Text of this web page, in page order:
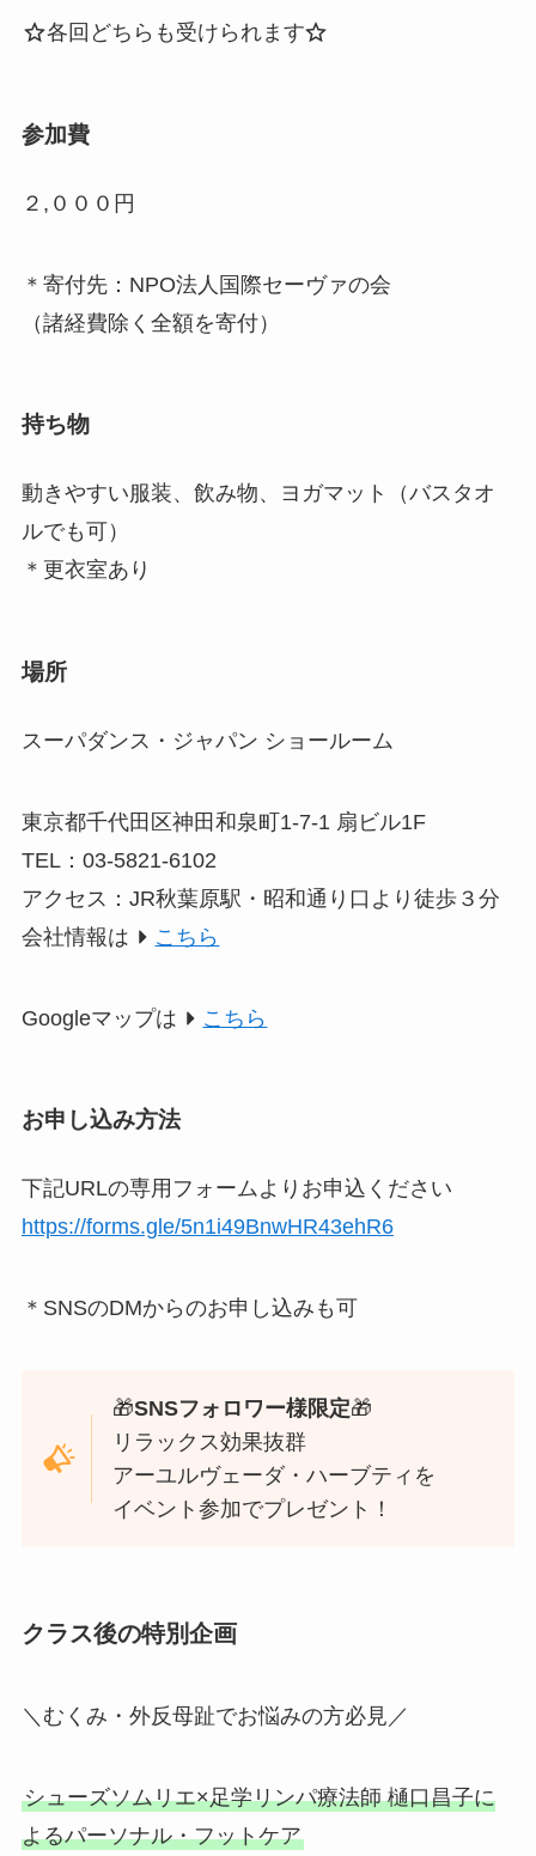
各回どちらも受けられます
参加費
２,０００円
＊寄付先：NPO法人国際セーヴァの会
（諸経費除く全額を寄付）
持ち物
動きやすい服装、飲み物、ヨガマット（バスタオ
ルでも可）
＊更衣室あり
場所
スーパダンス・ジャパン ショールーム
東京都千代田区神田和泉町1-7-1 扇ビル1F
TEL：03-5821-6102
アクセス：JR秋葉原駅・昭和通り口より徒歩３分
会社情報は
こちら
Googleマップは こちら
お申し込み方法
下記URLの専用フォームよりお申込ください
https://forms.gle/5n1i49BnwHR43ehR6
＊SNSのDMからのお申し込みも可
🎁SNSフォロワー様限定🎁
リラックス効果抜群
アーユルヴェーダ・ハーブティを
イベント参加でプレゼント！
クラス後の特別企画
＼むくみ・外反母趾でお悩みの方必見／
シューズソムリエ×足学リンパ療法師 樋口昌子に
よるパーソナル・フットケア